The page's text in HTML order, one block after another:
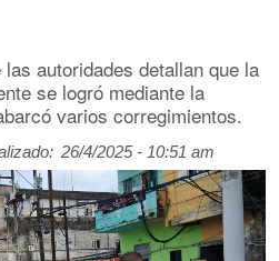
autoridades detallan que la
se logró mediante la
varios corregimientos.
26/4/2025 - 10:51 am